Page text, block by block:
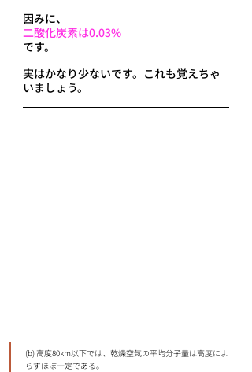
因みに、
二酸化炭素は0.03%
です。
実はかなり少ないです。これも覚えちゃ
いましょう。
(b) 高度80km以下では、乾燥空気の平均分子量は高度によ
らずほぼ一定である。